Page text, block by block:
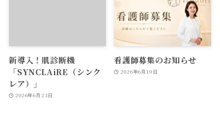
新導入！肌診断機
「SYNCLAiRE（シンク
レア）」
2026年6月23日
看護師募集のお知らせ
2026年6月19日